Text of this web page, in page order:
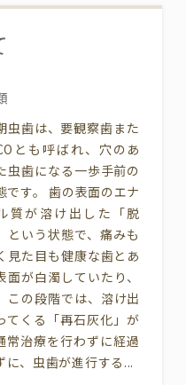
虫歯は、要観察歯また
とも呼ばれ、穴のあ
虫歯になる一歩手前の
です。 歯の表面のエナ
質が溶け出した「脱
という状態で、痛みも
見た目も健康な歯とあ
が白濁していたり、
この段階では、溶け出
てくる「再石灰化」が
常治療を行わずに経過
、虫歯が進行する...